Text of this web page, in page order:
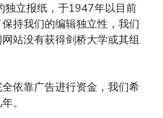
独立报纸，于1947年以目前
持我们的编辑独立性，我们
站没有获得剑桥大学或其组
依靠广告进行资金，我们希
。